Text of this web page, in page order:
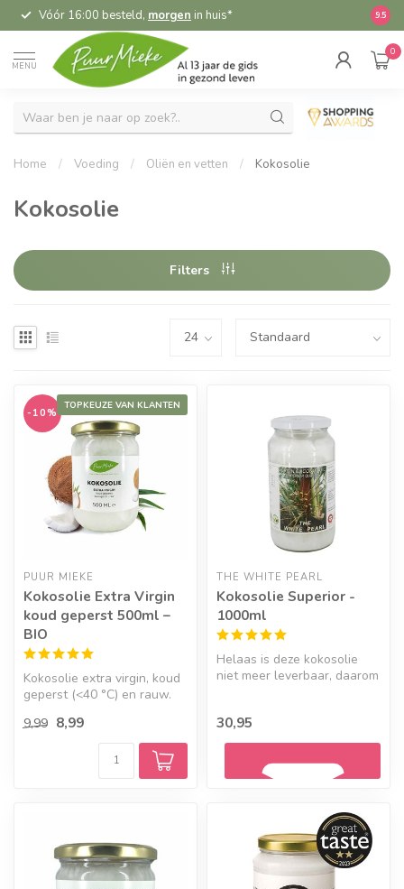
Vóór 16:00 besteld, morgen in huis* 9.5
MENU
0
Home / Voeding / Oliën en vetten / Kokosolie
Kokosolie
Filters
TOPKEUZE VAN KLANTEN
-10%
PUUR MIEKE
Kokosolie Extra Virgin
koud geperst 500ml –
BIO
Kokosolie extra virgin, koud
geperst (<40 °C) en rauw.
9,99 8,99
THE WHITE PEARL
Kokosolie Superior -
1000ml
Helaas is deze kokosolie
niet meer leverbaar, daarom
30,95
Geef een seintje